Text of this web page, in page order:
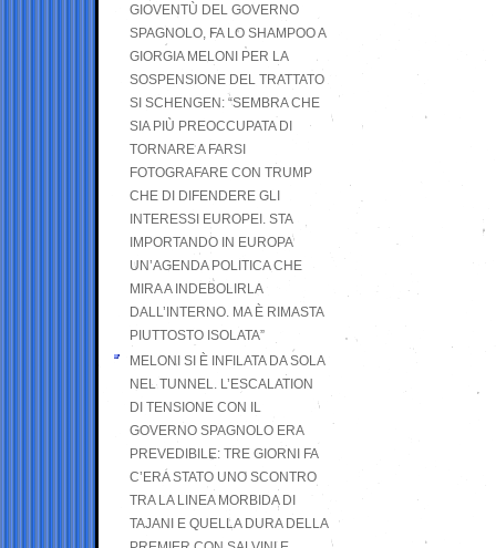
GIOVENTÙ DEL GOVERNO
SPAGNOLO, FA LO SHAMPOO A
GIORGIA MELONI PER LA
SOSPENSIONE DEL TRATTATO
SI SCHENGEN: “SEMBRA CHE
SIA PIÙ PREOCCUPATA DI
TORNARE A FARSI
FOTOGRAFARE CON TRUMP
CHE DI DIFENDERE GLI
INTERESSI EUROPEI. STA
IMPORTANDO IN EUROPA
UN’AGENDA POLITICA CHE
MIRA A INDEBOLIRLA
DALL’INTERNO. MA È RIMASTA
PIUTTOSTO ISOLATA”
MELONI SI È INFILATA DA SOLA
NEL TUNNEL. L’ESCALATION
DI TENSIONE CON IL
GOVERNO SPAGNOLO ERA
PREVEDIBILE: TRE GIORNI FA
C’ERA STATO UNO SCONTRO
TRA LA LINEA MORBIDA DI
TAJANI E QUELLA DURA DELLA